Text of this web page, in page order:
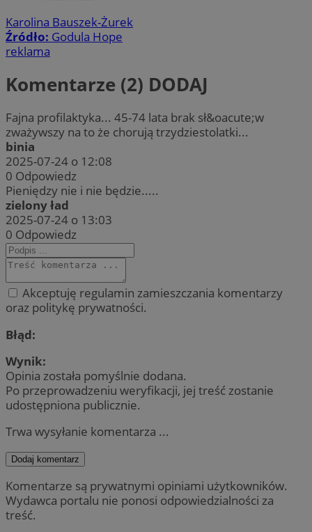
Karolina Bauszek-Żurek
Źródło: Godula Hope
reklama
Komentarze (2) DODAJ
Fajna profilaktyka... 45-74 lata brak sł&oacute;w
zważywszy na to że chorują trzydziestolatki...
binia
2025-07-24 o 12:08
0 Odpowiedz
Pieniędzy nie i nie będzie.....
zielony ład
2025-07-24 o 13:03
0 Odpowiedz
Akceptuję regulamin zamieszczania komentarzy
oraz politykę prywatności.
Błąd:
Wynik:
Opinia została pomyślnie dodana.
Po przeprowadzeniu weryfikacji, jej treść zostanie
udostępniona publicznie.
Trwa wysyłanie komentarza ...
Dodaj komentarz
Komentarze są prywatnymi opiniami użytkowników.
Wydawca portalu nie ponosi odpowiedzialności za
treść.